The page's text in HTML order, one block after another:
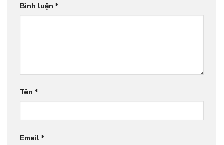
Bình luận *
Tên *
Email *